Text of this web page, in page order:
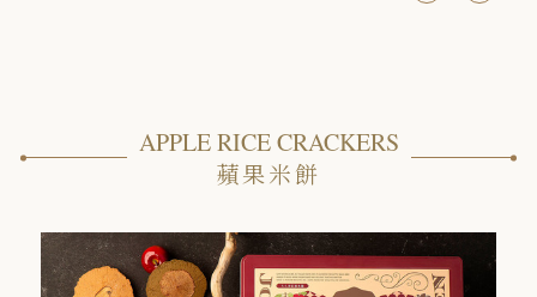
APPLE RICE CRACKERS
蘋果米餅